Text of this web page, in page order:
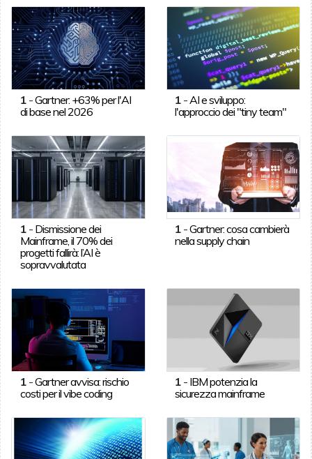
1-Gartner: +63% per l'AI
di base nel 2026
1 -AI e sviluppo:
l'approccio dei "tiny team"
1- Dismissione dei
Mainframe, il 70% dei
progetti fallirà: l’AI è
sopravvalutata
1 -Gartner: cosa cambierà
nella supply chain
1-Gartner avvisa: rischio
costi per il vibe coding
1 - IBM potenzia la
sicurezza mainframe